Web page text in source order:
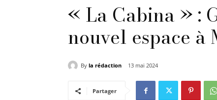
« La Cabina » :
nouvel espace à
By la rédaction 13 mai 2024
Partager